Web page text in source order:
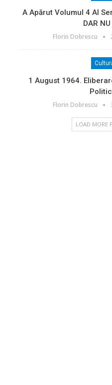
A Apărut Volumul 4 Al
DAR
Florin Dobrescu
1 August 1964.
Florin Dobrescu
LOAD MORE